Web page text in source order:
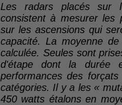
Les radars placés sur
consistent à mesurer les
sur les ascensions qui
capacité. La moyenne
calculée. Seules sont
d'étape dont la durée
performances des
catégories. Il y a les «
450 watts étalons en